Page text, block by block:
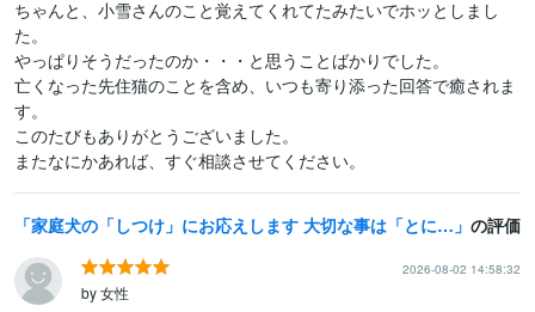
ちゃんと、小雪さんのこと覚えてくれてたみたいでホッとしまし
た。
やっぱりそうだったのか・・・と思うことばかりでした。
亡くなった先住猫のことを含め、いつも寄り添った回答で癒されま
す。
このたびもありがとうございました。
またなにかあれば、すぐ相談させてください。
家庭犬の「しつけ」にお応えします 大切な事は「とにかく楽しく！」現役インストラクターが応えます の評価
2026-08-02 14:58:32
by 女性